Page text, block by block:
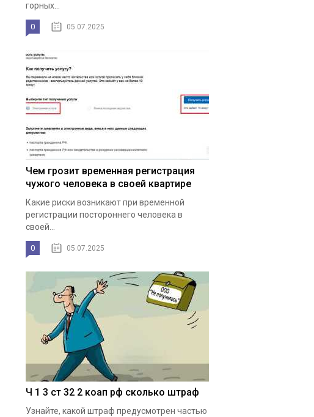
горных...
0 05.07.2025
Чем грозит временная регистрация
чужого человека в своей квартире
Какие риски возникают при временной
регистрации постороннего человека в
своей...
0 05.07.2025
Ч 1 3 ст 32 2 коап рф сколько штраф
Узнайте, какой штраф предусмотрен частью